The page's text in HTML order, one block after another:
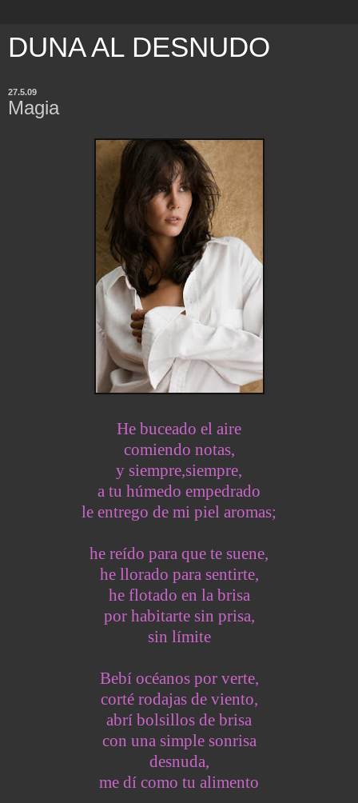
DUNA AL DESNUDO
27.5.09
Magia
He buceado el aire
comiendo notas,
y siempre,siempre,
a tu húmedo empedrado
le entrego de mi piel aromas;
he reído para que te suene,
he llorado para sentirte,
he flotado en la brisa
por habitarte sin prisa,
sin límite
Bebí océanos por verte,
corté rodajas de viento,
abrí bolsillos de brisa
con una simple sonrisa
desnuda,
me dí como tu alimento